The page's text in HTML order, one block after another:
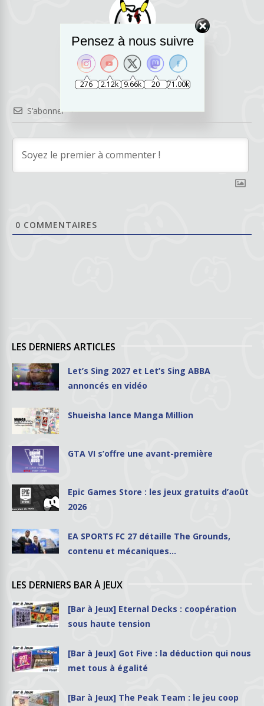
TAG_TobyOne
S’abonner
0 COMMENTAIRES
LES DERNIERS ARTICLES
Let’s Sing 2027 et Let’s Sing ABBA
annoncés en vidéo
Shueisha lance Manga Million
GTA VI s’offre une avant-première
Epic Games Store : les jeux gratuits d’août
2026
EA SPORTS FC 27 détaille The Grounds,
contenu et mécaniques…
LES DERNIERS BAR À JEUX
[Bar à Jeux] Eternal Decks : coopération
sous haute tension
[Bar à Jeux] Got Five : la déduction qui nous
met tous à égalité
[Bar à Jeux] The Peak Team : le jeu coop
Pensez à nous suivre
276 2.12k 9.66k 20 71.00k